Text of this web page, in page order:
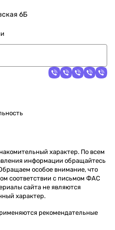
6Б
характер. По всем
информации обращайтесь
особое внимание, что
соответствии с письмом ФАС
сайта не являются
характер.
рекомендательные